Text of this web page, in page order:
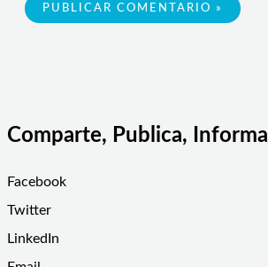
Comparte, Publica, Informa
Facebook
Twitter
LinkedIn